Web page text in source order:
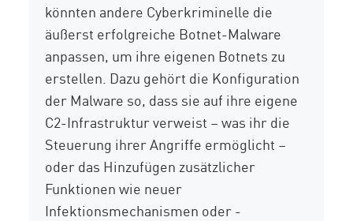
könnten andere Cyberkriminelle die
äußerst erfolgreiche Botnet-Malware
anpassen, um ihre eigenen Botnets zu
erstellen. Dazu gehört die Konfiguration
der Malware so, dass sie auf ihre eigene
C2-Infrastruktur verweist – was ihr die
Steuerung ihrer Angriffe ermöglicht –
oder das Hinzufügen zusätzlicher
Funktionen wie neuer
Infektionsmechanismen oder -